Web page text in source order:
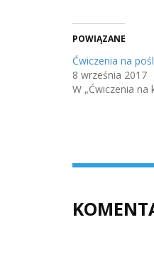
POWIĄZANE
Ćwiczenia na
8 września 2017
W „Ćwiczenia